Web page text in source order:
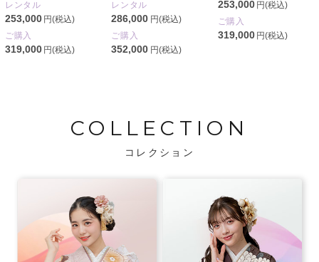
レンタル
253,000 円(税込)
ご購入
319,000 円(税込)
レンタル
286,000 円(税込)
ご購入
352,000 円(税込)
253,000 円(税込)
ご購入
319,000 円(税込)
COLLECTION
コレクション